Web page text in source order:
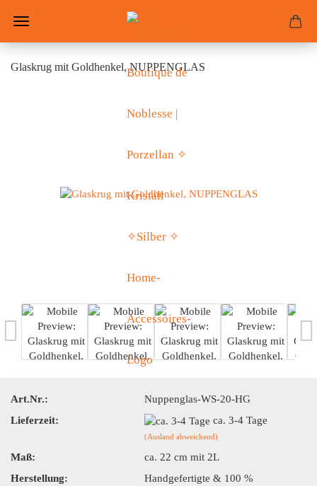
Glaskrug mit Goldhenkel, NUPPENGLAS
Art.Nr.:
Nuppenglas-WS-20-HG
Lieferzeit:
ca. 3-4 Tage
(Ausland abweichend)
Maß:
ca. 22 cm mit 2L
Herstellung:
Handgefertigte & 100 %